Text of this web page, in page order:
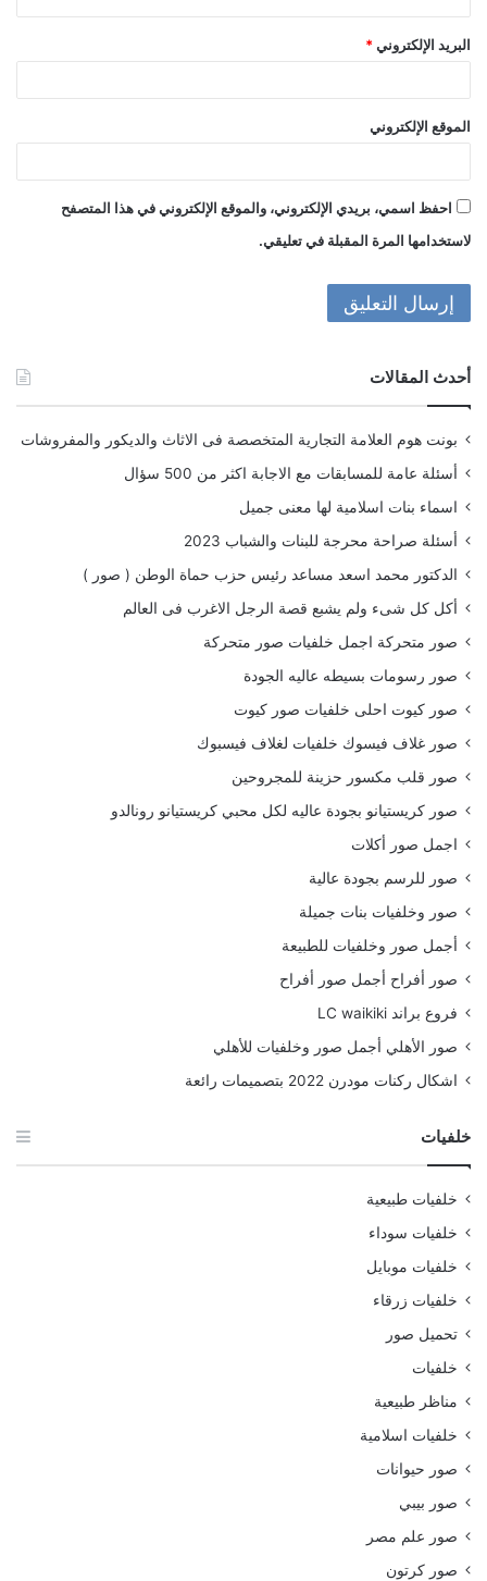
البريد الإلكتروني *
الموقع الإلكتروني
احفظ اسمي، بريدي الإلكتروني، والموقع الإلكتروني في هذا المتصفح
لاستخدامها المرة المقبلة في تعليقي.
أحدث المقالات
بونت هوم العلامة التجارية المتخصصة فى الاثاث والديكور والمفروشات
أسئلة عامة للمسابقات مع الاجابة اكثر من 500 سؤال
اسماء بنات اسلامية لها معنى جميل
أسئلة صراحة محرجة للبنات والشباب 2023
الدكتور محمد اسعد مساعد رئيس حزب حماة الوطن ( صور )
أكل كل شىء ولم يشبع قصة الرجل الاغرب فى العالم
صور متحركة اجمل خلفيات صور متحركة
صور رسومات بسيطه عاليه الجودة
صور كيوت احلى خلفيات صور كيوت
صور غلاف فيسوك خلفيات لغلاف فيسبوك
صور قلب مكسور حزينة للمجروحين
صور كريستيانو بجودة عاليه لكل محبي كريستيانو رونالدو
اجمل صور أكلات
صور للرسم بجودة عالية
صور وخلفيات بنات جميلة
أجمل صور وخلفيات للطبيعة
صور أفراح أجمل صور أفراح
فروع براند LC waikiki
صور الأهلي أجمل صور وخلفيات للأهلي
اشكال ركنات مودرن 2022 بتصميمات رائعة
خلفيات
خلفيات طبيعية
خلفيات سوداء
خلفيات موبايل
خلفيات زرقاء
تحميل صور
خلفيات
مناظر طبيعية
خلفيات اسلامية
صور حيوانات
صور بيبي
صور علم مصر
صور كرتون